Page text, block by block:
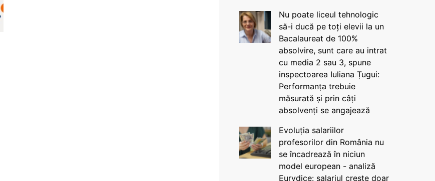
Nu poate liceul tehnologic
să-i ducă pe toți elevii la un
Bacalaureat de 100%
absolvire, sunt care au intrat
cu media 2 sau 3, spune
inspectoarea Iuliana Țugui:
Performanța trebuie
măsurată și prin câți
absolvenți se angajează
Evoluția salariilor
profesorilor din România nu
se încadrează în niciun
model european - analiză
Eurydice: salariul crește doar